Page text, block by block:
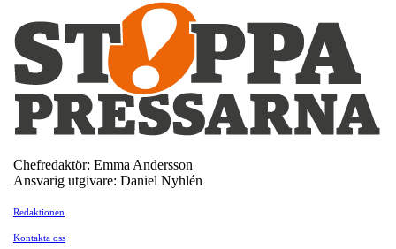
Chefredaktör: Emma Andersson
Ansvarig utgivare: Daniel Nyhlén
Redaktionen
Kontakta oss